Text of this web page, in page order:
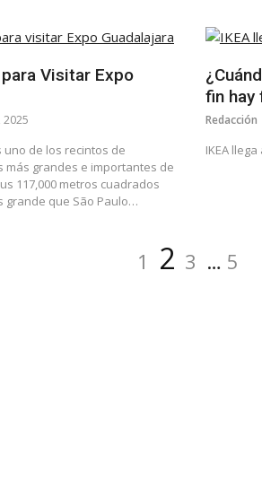
Visitar Expo
2025
de los recintos de
más grandes e importantes de
117,000 metros cuadrados
grande que São Paulo…
fin hay
Redacción
IKEA
Página
1 Página
2 Página
3 … 5